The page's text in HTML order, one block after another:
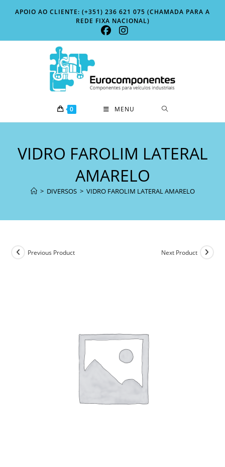
APOIO AO CLIENTE: (+351) 236 621 075 (CHAMADA PARA A
REDE FIXA NACIONAL)
0 MENU
VIDRO FAROLIM LATERAL
AMARELO
> DIVERSOS > VIDRO FAROLIM LATERAL AMARELO
Previous Product Next Product